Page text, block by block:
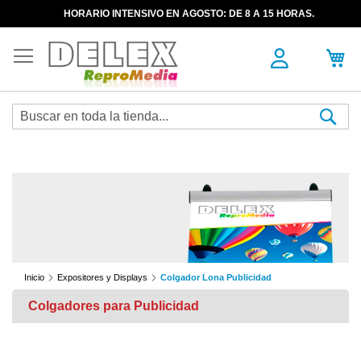
HORARIO INTENSIVO EN AGOSTO: DE 8 A 15 HORAS.
Inicio Expositores y Displays Colgador Lona Publicidad
Colgadores para Publicidad